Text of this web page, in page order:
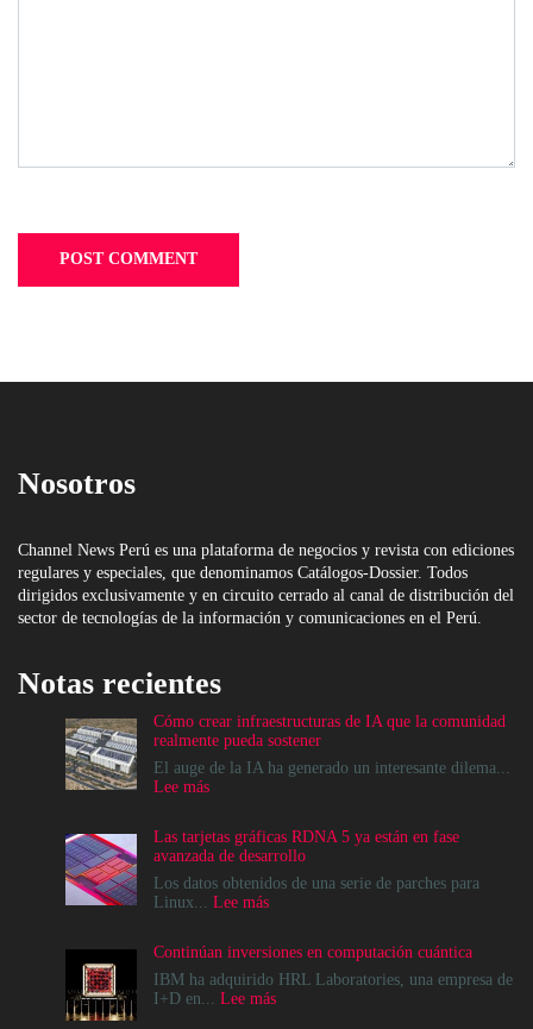
Nosotros
Channel News Perú es una plataforma de negocios y revista con ediciones
regulares y especiales, que denominamos Catálogos-Dossier. Todos
dirigidos exclusivamente y en circuito cerrado al canal de distribución del
sector de tecnologías de la información y comunicaciones en el Perú.
Notas recientes
Cómo crear infraestructuras de IA que la comunidad
realmente pueda sostener
El auge de la IA ha generado un interesante dilema...
Lee más:
infraestructuras
de
IA
que
realmente
pueda
sostener
Las tarjetas gráficas RDNA 5 ya están en fase
avanzada de desarrollo
Los datos obtenidos de una serie de parches para
Linux... Lee más:
gráficas
RDNA
5
Continúan inversiones en computación cuántica
IBM ha adquirido HRL Laboratories, una empresa de
I+D en... Lee más: